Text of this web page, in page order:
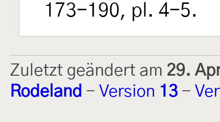
173-190, pl. 4-5.
Zuletzt geändert am 29.
Rodeland - Version 13 -